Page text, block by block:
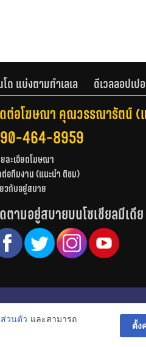
ด แบ่งตามทำเลเล ดีเวลลอปเป
ต่อโฆษณา คุณวรรณารัตน์ (
464-8959
ละเอียดโฆษณา
อทีมงาน (แนะนำ ติชม)
วกับอยู่สบาย
ตามอยู่สบายบนโซเชียลมีเดีย
© สงว
วนตัว และสามารถ
ตั้ง